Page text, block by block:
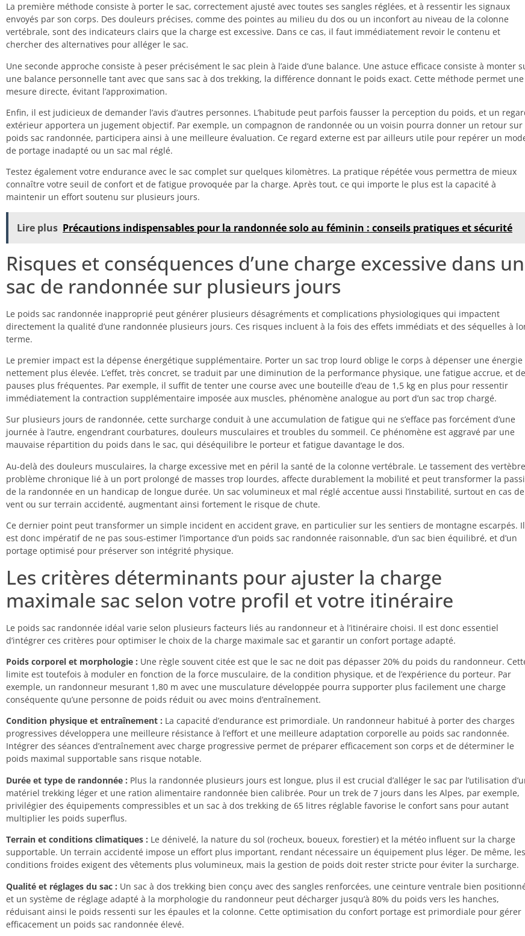
La première méthode consiste à porter le sac, correctement ajusté avec toutes ses sangles réglées, et à ressentir les signaux
envoyés par son corps. Des douleurs précises, comme des pointes au milieu du dos ou un inconfort au niveau de la colonne
vertébrale, sont des indicateurs clairs que la charge est excessive. Dans ce cas, il faut immédiatement revoir le contenu et
chercher des alternatives pour alléger le sac.
Une seconde approche consiste à peser précisément le sac plein à l’aide d’une balance. Une astuce efficace consiste à monter
une balance personnelle tant avec que sans sac à dos trekking, la différence donnant le poids exact. Cette méthode permet une
mesure directe, évitant l’approximation.
Enfin, il est judicieux de demander l’avis d’autres personnes. L’habitude peut parfois fausser la perception du poids, et un
extérieur apportera un jugement objectif. Par exemple, un compagnon de randonnée ou un voisin pourra donner un retour sur
poids sac randonnée, participera ainsi à une meilleure évaluation. Ce regard externe est par ailleurs utile pour repérer un
de portage inadapté ou un sac mal réglé.
Testez également votre endurance avec le sac complet sur quelques kilomètres. La pratique répétée vous permettra de mieux
connaître votre seuil de confort et de fatigue provoquée par la charge. Après tout, ce qui importe le plus est la capacité à
maintenir un effort soutenu sur plusieurs jours.
Lire plus Précautions indispensables pour la randonnée solo au féminin : conseils pratiques et sécurité
Risques et conséquences d’une charge excessive dans un
sac de randonnée sur plusieurs jours
Le poids sac randonnée inapproprié peut générer plusieurs désagréments et complications physiologiques qui impactent
directement la qualité d’une randonnée plusieurs jours. Ces risques incluent à la fois des effets immédiats et des séquelles à
terme.
Le premier impact est la dépense énergétique supplémentaire. Porter un sac trop lourd oblige le corps à dépenser une énergie
nettement plus élevée. L’effet, très concret, se traduit par une diminution de la performance physique, une fatigue accrue, et
pauses plus fréquentes. Par exemple, il suffit de tenter une course avec une bouteille d’eau de 1,5 kg en plus pour ressentir
immédiatement la contraction supplémentaire imposée aux muscles, phénomène analogue au port d’un sac trop chargé.
Sur plusieurs jours de randonnée, cette surcharge conduit à une accumulation de fatigue qui ne s’efface pas forcément d’une
journée à l’autre, engendrant courbatures, douleurs musculaires et troubles du sommeil. Ce phénomène est aggravé par une
mauvaise répartition du poids dans le sac, qui déséquilibre le porteur et fatigue davantage le dos.
Au-delà des douleurs musculaires, la charge excessive met en péril la santé de la colonne vertébrale. Le tassement des
problème chronique lié à un port prolongé de masses trop lourdes, affecte durablement la mobilité et peut transformer la
de la randonnée en un handicap de longue durée. Un sac volumineux et mal réglé accentue aussi l’instabilité, surtout en cas de
vent ou sur terrain accidenté, augmentant ainsi fortement le risque de chute.
Ce dernier point peut transformer un simple incident en accident grave, en particulier sur les sentiers de montagne escarpés. Il
est donc impératif de ne pas sous-estimer l’importance d’un poids sac randonnée raisonnable, d’un sac bien équilibré, et d’un
portage optimisé pour préserver son intégrité physique.
Les critères déterminants pour ajuster la charge
maximale sac selon votre profil et votre itinéraire
Le poids sac randonnée idéal varie selon plusieurs facteurs liés au randonneur et à l’itinéraire choisi. Il est donc essentiel
d’intégrer ces critères pour optimiser le choix de la charge maximale sac et garantir un confort portage adapté.
Poids corporel et morphologie : Une règle souvent citée est que le sac ne doit pas dépasser 20% du poids du randonneur.
limite est toutefois à moduler en fonction de la force musculaire, de la condition physique, et de l’expérience du porteur. Par
exemple, un randonneur mesurant 1,80 m avec une musculature développée pourra supporter plus facilement une charge
conséquente qu’une personne de poids réduit ou avec moins d’entraînement.
Condition physique et entraînement : La capacité d’endurance est primordiale. Un randonneur habitué à porter des charges
progressives développera une meilleure résistance à l’effort et une meilleure adaptation corporelle au poids sac randonnée.
Intégrer des séances d’entraînement avec charge progressive permet de préparer efficacement son corps et de déterminer le
poids maximal supportable sans risque notable.
Durée et type de randonnée : Plus la randonnée plusieurs jours est longue, plus il est crucial d’alléger le sac par l’utilisation
matériel trekking léger et une ration alimentaire randonnée bien calibrée. Pour un trek de 7 jours dans les Alpes, par exemple,
privilégier des équipements compressibles et un sac à dos trekking de 65 litres réglable favorise le confort sans pour autant
multiplier les poids superflus.
Terrain et conditions climatiques : Le dénivelé, la nature du sol (rocheux, boueux, forestier) et la météo influent sur la charge
supportable. Un terrain accidenté impose un effort plus important, rendant nécessaire un équipement plus léger. De même, les
conditions froides exigent des vêtements plus volumineux, mais la gestion de poids doit rester stricte pour éviter la surcharge.
Qualité et réglages du sac : Un sac à dos trekking bien conçu avec des sangles renforcées, une ceinture ventrale bien
et un système de réglage adapté à la morphologie du randonneur peut décharger jusqu’à 80% du poids vers les hanches,
réduisant ainsi le poids ressenti sur les épaules et la colonne. Cette optimisation du confort portage est primordiale pour gérer
efficacement un poids sac randonnée élevé.